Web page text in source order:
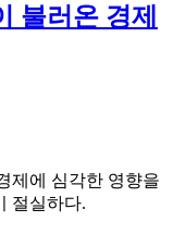
불러온 경제
제에 심각한 영향을
절실하다.